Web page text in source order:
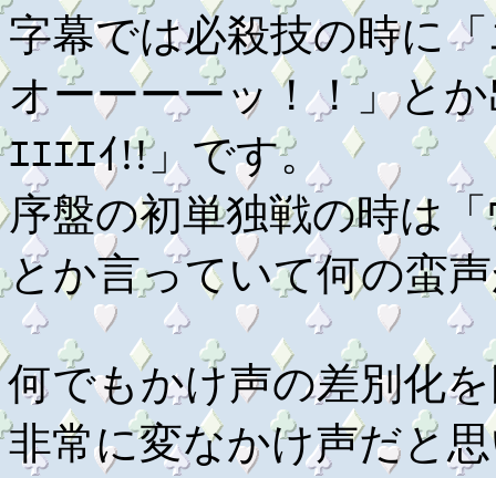
字幕では必殺技の時に
オーーーーッ！！」と
ｴｴｴｴｲ!!」です。
序盤の初単独戦の時は「
とか言っていて何の蛮
何でもかけ声の差別化
非常に変なかけ声だと